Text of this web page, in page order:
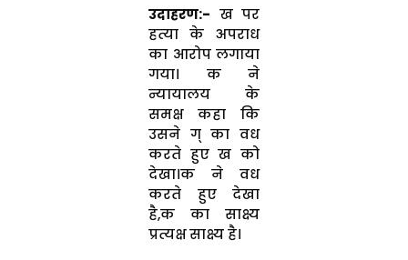
उदाहरण:- ख पर
हत्या के अपराध
का आरोप लगाया
गया। क ने
न्यायालय के
समक्ष कहा कि
उसने ग् का वध
करते हुए ख को
देखा।क ने वध
करते हुए देखा
है,क का साक्ष्य
प्रत्यक्ष साक्ष्य है।